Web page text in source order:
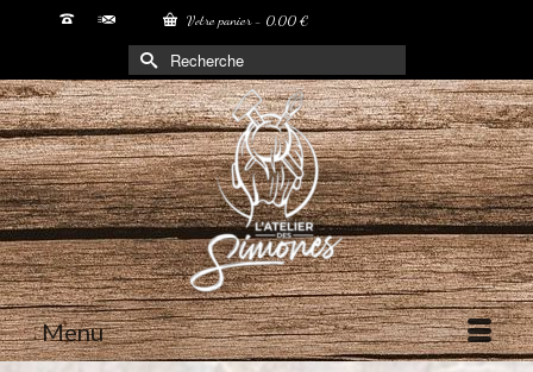
Votre panier- 0,00 €
Rechercher :
Menu